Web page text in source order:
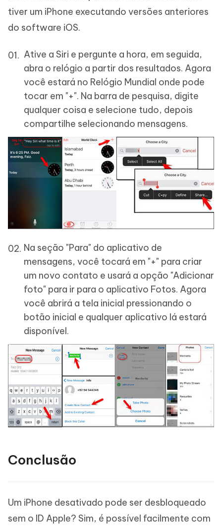
tiver um iPhone executando versões anteriores
do software iOS.
Ative a Siri e pergunte a hora, em seguida,
abra o relógio a partir dos resultados. Agora
você estará no Relógio Mundial onde pode
tocar em "+". Na barra de pesquisa, digite
qualquer coisa e selecione tudo, depois
compartilhe selecionando mensagens.
Na seção "Para" do aplicativo de
mensagens, você tocará em "+" para criar
um novo contato e usará a opção "Adicionar
foto" para ir para o aplicativo Fotos. Agora
você abrirá a tela inicial pressionando o
botão inicial e qualquer aplicativo lá estará
disponível.
Conclusão
Um iPhone desativado pode ser desbloqueado
sem o ID Apple? Sim, é possível facilmente com